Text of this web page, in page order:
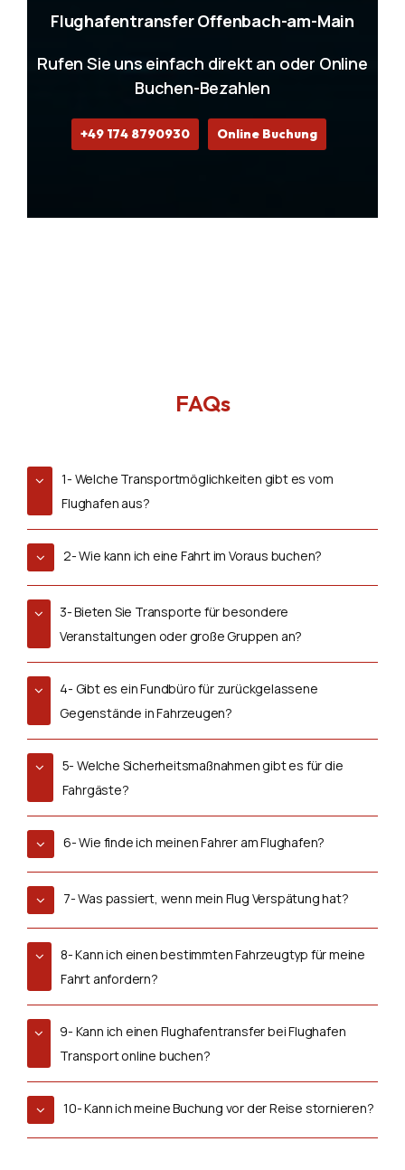
Flughafentransfer Offenbach-am-Main
Rufen Sie uns einfach direkt an oder Online
Buchen-Bezahlen
+49 174 8790930 Online Buchung
FAQs
1- Welche Transportmöglichkeiten gibt es vom
Flughafen aus?
2- Wie kann ich eine Fahrt im Voraus buchen?
3- Bieten Sie Transporte für besondere
Veranstaltungen oder große Gruppen an?
4- Gibt es ein Fundbüro für zurückgelassene
Gegenstände in Fahrzeugen?
5- Welche Sicherheitsmaßnahmen gibt es für die
Fahrgäste?
6- Wie finde ich meinen Fahrer am Flughafen?
7- Was passiert, wenn mein Flug Verspätung hat?
8- Kann ich einen bestimmten Fahrzeugtyp für meine
Fahrt anfordern?
9- Kann ich einen Flughafentransfer bei Flughafen
Transport online buchen?
10- Kann ich meine Buchung vor der Reise stornieren?